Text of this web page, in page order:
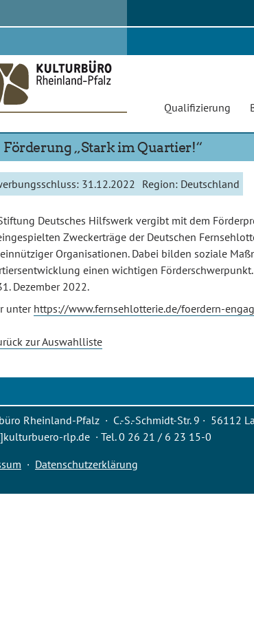
Qualifizierung
Förderung „Stark im Quartier!“
31.12.2022 Region: Deutschland
Deutsches Hilfswerk vergibt mit dem
Zweckerträge der Deutschen
Organisationen. Dabei bilden soziale
einen wichtigen
Dezember 2022.
unterhttps://www.fernsehlotterie.de/foerdern-
zur Auswahlliste
Rheinland-Pfalz · C.-S.-Schmidt-Str. 9 · 56112
rlp.de · Tel. 0 26 21 / 6 23 15-0
· Datenschutzerklärung